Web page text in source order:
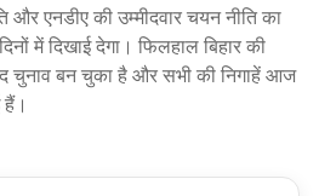
और एनडीए की उम्मीदवार चयन नीति का
में दिखाई देगा। फिलहाल बिहार की
चुनाव बन चुका है और सभी की निगाहें आज
हैं।